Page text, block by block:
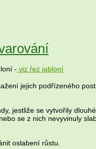
- viz řez jabloní
jejich podřízeného
jestliže se vytvořily
se z nich nevyvinuly
oslabení růstu.